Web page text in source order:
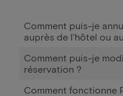
Comment puis-je
auprès de l'hôtel ou
Comment puis-je
réservation ?
Comment fonctionne